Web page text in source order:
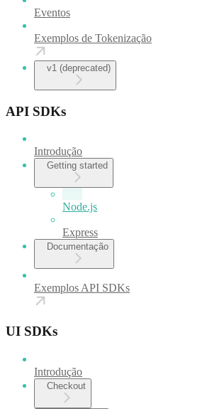
Eventos
Exemplos de Tokenização
v1 (deprecated)
API SDKs
Introdução
Getting started
Node.js
Express
Documentação
Exemplos API SDKs
UI SDKs
Introdução
Checkout